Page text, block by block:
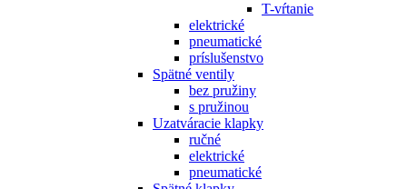
T-vŕtanie
elektrické
pneumatické
príslušenstvo
Spätné ventily
bez pružiny
s pružinou
Uzatváracie klapky
ručné
elektrické
pneumatické